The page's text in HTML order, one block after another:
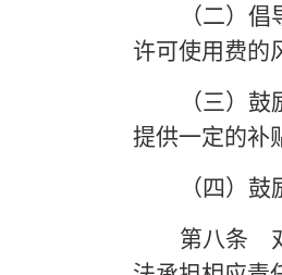
（二）
许可使用费的
（三）
提供一定的补
（四）
第八条